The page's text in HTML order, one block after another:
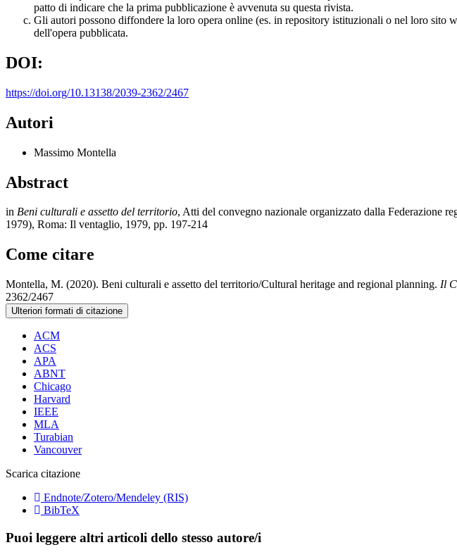
patto di indicare che la prima pubblicazione è avvenuta su questa rivista.
Gli autori possono diffondere la loro opera online (es. in repository istituzionali o nel loro sito
dell'opera pubblicata.
DOI:
https://doi.org/10.13138/2039-2362/2467
Autori
Massimo Montella
Abstract
in Beni culturali e assetto del territorio, Atti del convegno nazionale organizzato dalla Federazione
1979), Roma: Il ventaglio, 1979, pp. 197-214
Come citare
Montella, M. (2020). Beni culturali e assetto del territorio/Cultural heritage and regional planning. Il
2362/2467
Ulteriori formati di citazione
ACM
ACS
APA
ABNT
Chicago
Harvard
IEEE
MLA
Turabian
Vancouver
Scarica citazione
Endnote/Zotero/Mendeley (RIS)
BibTeX
Puoi leggere altri articoli dello stesso autore/i